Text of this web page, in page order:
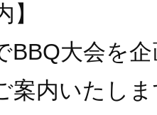
BBQ大会を
案内いたし